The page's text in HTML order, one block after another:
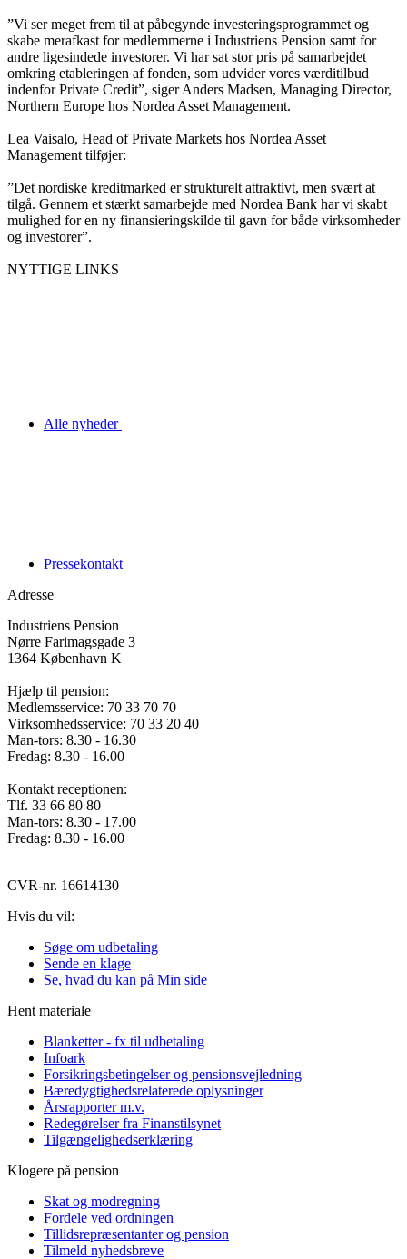
”Vi ser meget frem til at påbegynde investeringsprogrammet og
skabe merafkast for medlemmerne i Industriens Pension samt for
andre ligesindede investorer. Vi har sat stor pris på samarbejdet
omkring etableringen af fonden, som udvider vores værditilbud
indenfor Private Credit”, siger Anders Madsen, Managing Director,
Northern Europe hos Nordea Asset Management.
Lea Vaisalo, Head of Private Markets hos Nordea Asset
Management tilføjer:
”Det nordiske kreditmarked er strukturelt attraktivt, men svært at
tilgå. Gennem et stærkt samarbejde med Nordea Bank har vi skabt
mulighed for en ny finansieringskilde til gavn for både virksomheder
og investorer”.
NYTTIGE LINKS
Alle nyheder
Pressekontakt
Adresse
Industriens Pension
Nørre Farimagsgade 3
1364 København K
Hjælp til pension:
Medlemsservice: 70 33 70 70
Virksomhedsservice: 70 33 20 40
Man-tors: 8.30 - 16.30
Fredag: 8.30 - 16.00
Kontakt receptionen:
Tlf. 33 66 80 80
Man-tors: 8.30 - 17.00
Fredag: 8.30 - 16.00
CVR-nr. 16614130
Hvis du vil:
Søge om udbetaling
Sende en klage
Se, hvad du kan på Min side
Hent materiale
Blanketter - fx til udbetaling
Infoark
Forsikringsbetingelser og pensionsvejledning
Bæredygtighedsrelaterede oplysninger
Årsrapporter m.v.
Redegørelser fra Finanstilsynet
Tilgængelighedserklæring
Klogere på pension
Skat og modregning
Fordele ved ordningen
Tillidsrepræsentanter og pension
Tilmeld nyhedsbreve